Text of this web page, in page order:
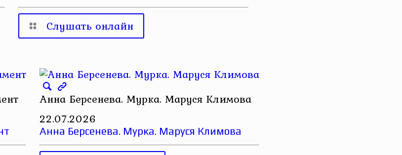
Слушать онлайн
Анна Берсенева. Мурка. Маруся Климова
22.07.2026
Анна Берсенева. Мурка. Маруся Климова